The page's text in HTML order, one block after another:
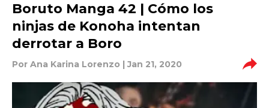
Boruto Manga 42 | Cómo los
ninjas de Konoha intentan
derrotar a Boro
Por Ana Karina Lorenzo | Jan 21, 2020